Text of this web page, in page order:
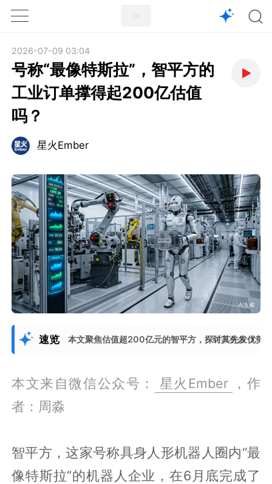
1X
2026-07-09 03:04
号称“最像特斯拉”，智平方的
工业订单撑得起200亿估值
吗？
星火Ember
速览 本文聚焦估值超200亿元的智平方，探讨其先发优势
展开更多
本文来自微信公众号： 星火Ember
，作
者：周淼
智平方，这家号称具身人形机器人圈内“最
像特斯拉”的机器人企业，在6月底完成了